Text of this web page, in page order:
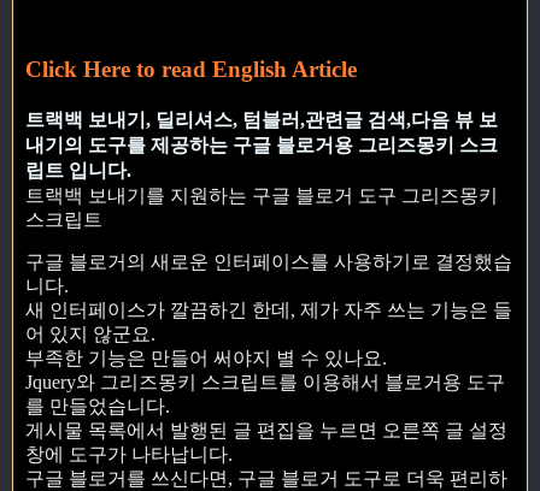
Click Here to read English Article
트랙백 보내기, 딜리셔스, 텀블러,관련글 검색,다음 뷰 보
내기의 도구를 제공하는 구글 블로거용 그리즈몽키 스크
립트 입니다.
트랙백 보내기를 지원하는 구글 블로거 도구 그리즈몽키
스크립트
구글 블로거의 새로운 인터페이스를 사용하기로 결정했습
니다.
새 인터페이스가 깔끔하긴 한데, 제가 자주 쓰는 기능은 들
어 있지 않군요.
부족한 기능은 만들어 써야지 별 수 있나요.
Jquery와 그리즈몽키 스크립트를 이용해서 블로거용 도구
를 만들었습니다.
게시물 목록에서 발행된 글 편집을 누르면 오른쪽 글 설정
창에 도구가 나타납니다.
구글 블로거를 쓰신다면, 구글 블로거 도구로 더욱 편리하